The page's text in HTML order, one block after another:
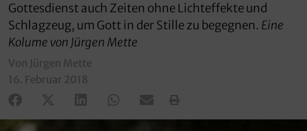
Gottesdienst auch Zeiten ohne Lichteffekte und
Schlagzeug, um Gott in der Stille zu begegnen. Eine
Kolume von Jürgen Mette
Von Jürgen Mette
16. Februar 2018